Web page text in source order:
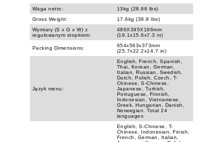
Waga netto:
13kg (28.66 lbs)
Gross Weight:
17.6kg (38.8 lbs)
Wymiary (S x G x W) z
regulowanym stopkiem:
486X395X186mm
(19.1x15.6x7.3 in)
Packing Dimensions:
654x563x373mm
(25.7x22.2x14.7 in)
Język menu:
English, French, Spanish,
Thai, Korean, German,
Italian, Russian, Swedish,
Dutch, Polish, Czech, T-
Chinese, S-Chinese,
Japanese, Turkish,
Portuguese, Finnish,
Indonesian, Vietnamese,
Greek, Hungarian, Danish,
Norwegian. Total 24
languages
English, S-Chinese, T-
Chinese, Indonesian, Finish,
French, German, Italian,